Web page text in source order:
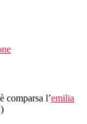
comparsa l’emilia